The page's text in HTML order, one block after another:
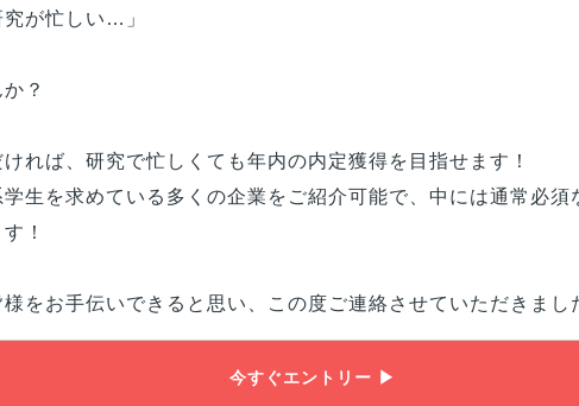
究が忙しい…」
？
れば、研究で忙しくても年内の内定獲得を目指せます！
生を求めている多くの企業をご紹介可能で、中には通常必
！
様 をお手伝いできると思い、この度ご連絡させていただきまし
今すぐエントリー ▶